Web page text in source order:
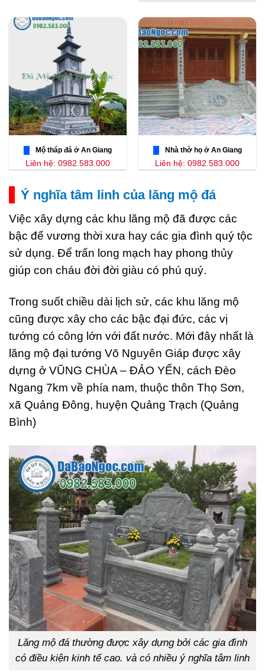
Mộ tháp đá ở An Giang
Liên hệ: 0982.583.000
Nhà thờ họ ở An Giang
Liên hệ: 0982.583.000
Ý nghĩa tâm linh của lăng mộ đá
Việc xây dựng các khu lăng mộ đã được các
bậc đế vương thời xưa hay các gia đình quý tộc
sử dụng. Để trấn long mạch hay phong thủy
giúp con cháu đời đời giàu có phú quý.
Trong suốt chiều dài lịch sử, các khu lăng mộ
cũng được xây cho các bậc đại đức, các vị
tướng có công lớn với đất nước. Mới đây nhất là
lăng mộ đại tướng Võ Nguyên Giáp được xây
dựng ở VŨNG CHÙA – ĐẢO YẾN, cách Đèo
Ngang 7km về phía nam, thuộc thôn Thọ Sơn,
xã Quảng Đông, huyện Quảng Trạch (Quảng
Bình)
Lăng mộ đá thường được xây dựng bởi các gia đình
có điều kiện kinh tế cao. và có nhiều ý nghĩa tâm linh